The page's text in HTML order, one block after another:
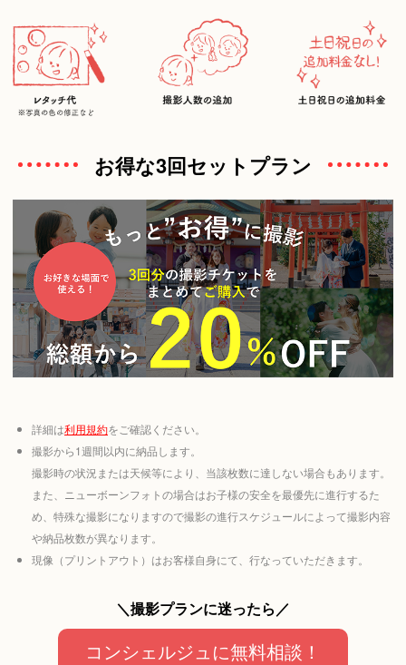
お得な3回セットプラン
詳細は利用規約をご確認ください。
撮影から1週間以内に納品します。
撮影時の状況または天候等により、当該枚数に達しない場合もあります。
また、ニューボーンフォトの場合はお子様の安全を最優先に進行するた
め、特殊な撮影になりますので撮影の進行スケジュールによって撮影内容
や納品枚数が異なります。
現像（プリントアウト）はお客様自身にて、行なっていただきます。
＼撮影プランに迷ったら／
コンシェルジュに無料相談！